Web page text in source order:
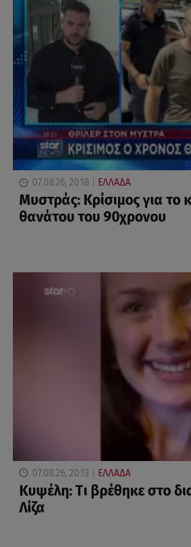
07.08.26, 20:18 ΕΛΛΑΔΑ
Μυστράς: Κρίσιμος για το
θανάτου του 90χρονου
07.08.26, 20:13 ΕΛΛΑΔΑ
Κυψέλη: Tι βρέθηκε στο
Λίζα